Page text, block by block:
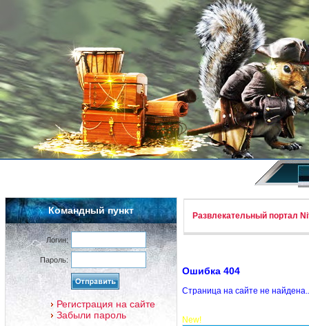
Командный пункт
Логин:
Пароль:
Регистрация на сайте
Забыли пароль
Развлекательный портал
Ошибка 404
Страница на сайте не
New!